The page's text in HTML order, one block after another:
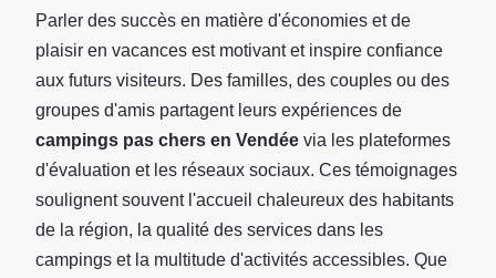
Parler des succès en matière d'économies et de
plaisir en vacances est motivant et inspire confiance
aux futurs visiteurs. Des familles, des couples ou des
groupes d'amis partagent leurs expériences de
campings pas chers en Vendée via les plateformes
d'évaluation et les réseaux sociaux. Ces témoignages
soulignent souvent l'accueil chaleureux des habitants
de la région, la qualité des services dans les
campings et la multitude d'activités accessibles. Que